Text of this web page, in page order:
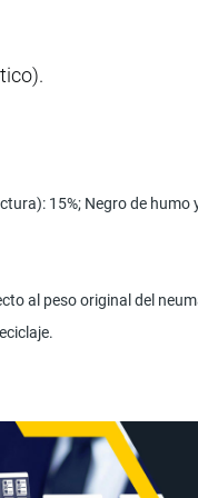
15%; Negro de humo
al peso original del